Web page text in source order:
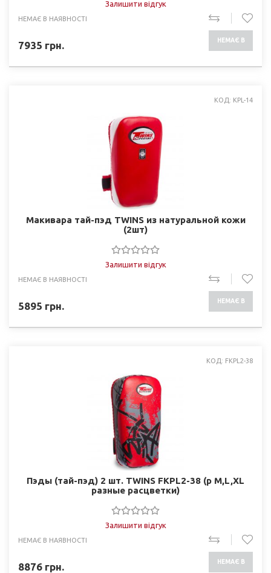
Залишити відгук
НЕМАЄ В НАЯВНОСТІ
7935 грн. НЕМАЄ В
КОД: KPL-14
Макивара тай-пэд TWINS из натуральной кожи
(2шт)
Залишити відгук
НЕМАЄ В НАЯВНОСТІ
5895 грн. НЕМАЄ В
КОД: FKPL2-38
Пэды (тай-пэд) 2 шт. TWINS FKPL2-38 (р M,L,XL
разные раcцветки)
Залишити відгук
НЕМАЄ В НАЯВНОСТІ
8876 грн. НЕМАЄ В